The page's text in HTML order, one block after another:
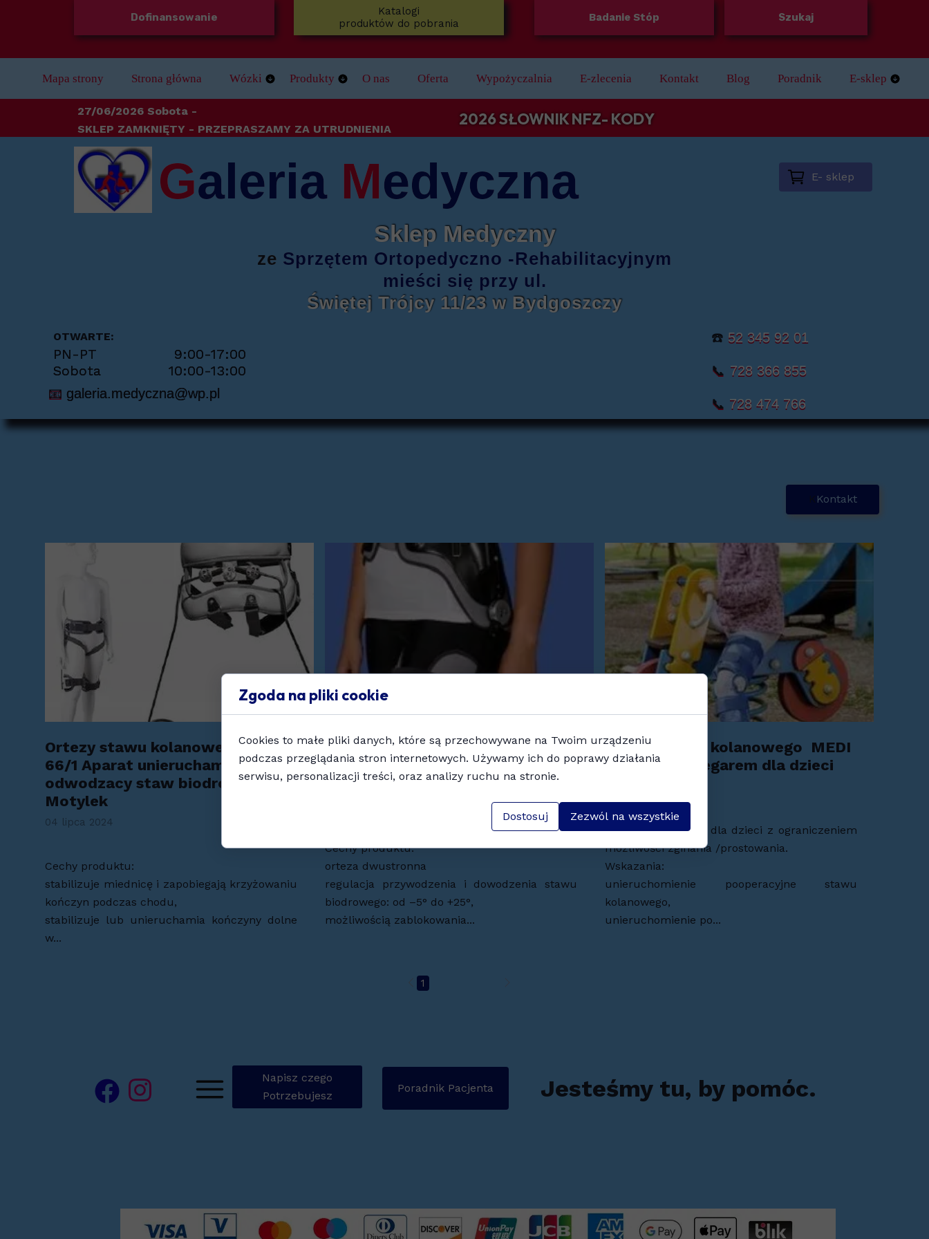
📧 galeria.medyczna@wp.pl
Kontakt
27/06/2026 Sobota -
SKLEP ZAMKNIĘTY - PRZEPRASZAMY ZA UTRUDNIENIA
☎️ 52 345 92 01
📞 728 366 855
📞 728 474 766
OTWARTE:
PN-PT 9:00-17:00
Sobota 10:00-13:00
Galeria Medyczna
Mapa strony Strona główna Wózki
Wózki Stabilizujące
Wózki inwalidzkie ze stopów lekkich/ do aktywnej rehabilitacji
Produkty
Dla Nóg
Kule i laski inwalidzkie
Odzież Medyczna
Ortezy
Protezy Piersi
O nas Oferta Wypożyczalnia E-zlecenia Kontakt Blog Poradnik E-sklep
Sklep Medyczny
ze Sprzętem Ortopedyczno -Rehabilitacyjnym
mieści się przy ul.
Świętej Trójcy 11/23 w Bydgoszczy
E- sklep
Katalogi
produktów do pobrania
2026 SŁOWNIK NFZ- KODY
Badanie Stóp Szukaj
Dofinansowanie
Ortezy stawu kolanowego ERH
66/1 Aparat unieruchamiająco-
odwodzacy staw biodrowy -
Motylek
04 lipca 2024
Cechy produktu:
stabilizuje miednicę i zapobiegają krzyżowaniu
kończyn podczas chodu,
stabilizuje lub unieruchamia kończyny dolne
w...
Ortezy stawu biodrowegoEMO
HIP900 HIP CONTROL
stabilizator stawu biodrowego
Cechy produktu:
orteza dwustronna
regulacja przywodzenia i dowodzenia stawu
biodrowego: od –5° do +25°,
możliwością zablokowania...
Ortezy stawu kolanowego MEDI
ROM kidz z zegarem dla dzieci
Stabilizator kolana dla dzieci z ograniczeniem
możliwości zginania /prostowania.
Wskazania:
unieruchomienie pooperacyjne stawu
kolanowego,
unieruchomienie po...
1
Poradnik Pacjenta Jesteśmy tu, by pomóc.
Napisz czego
Potrzebujesz
Zgoda na pliki cookie
Cookies to małe pliki danych, które są przechowywane na Twoim urządzeniu
podczas przeglądania stron internetowych. Używamy ich do poprawy działania
serwisu, personalizacji treści, oraz analizy ruchu na stronie.
Dostosuj Zezwól na wszystkie